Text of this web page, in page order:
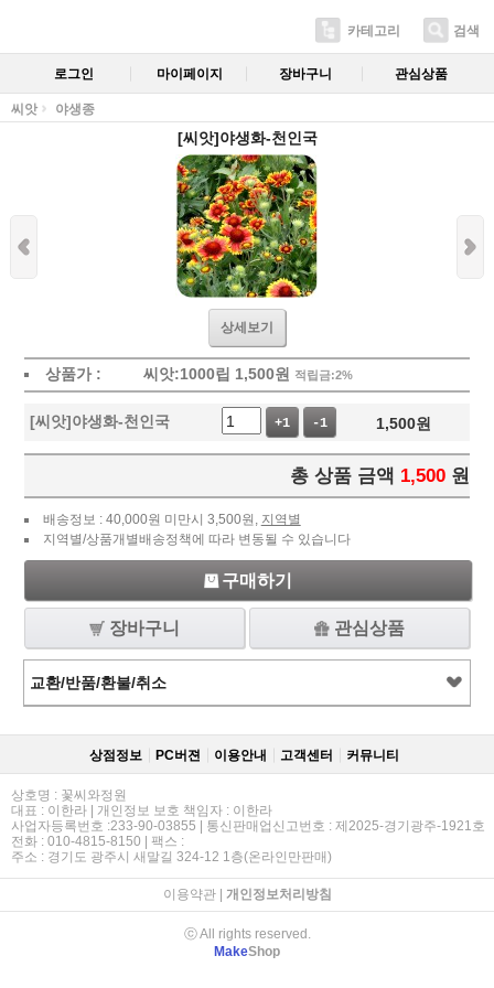
카테고리 검색
로그인 마이페이지 장바구니 관심상품
씨앗 야생종
[씨앗]야생화-천인국
상세보기
상품가 : 씨앗:1000립 1,500원 적립금:2%
[씨앗]야생화-천인국 +1 -1 1,500원
총 상품 금액 1,500 원
배송정보 : 40,000원 미만시 3,500원, 지역별
지역별/상품개별배송정책에 따라 변동될 수 있습니다
구매하기
장바구니 관심상품
교환/반품/환불/취소
상점정보 PC버젼 이용안내 고객센터 커뮤니티
상호명 : 꽃씨와정원
대표 : 이한라 | 개인정보 보호 책임자 : 이한라
사업자등록번호 :233-90-03855 | 통신판매업신고번호 : 제2025-경기광주-1921호
전화 : 010-4815-8150 | 팩스 :
주소 : 경기도 광주시 새말길 324-12 1층(온라인만판매)
이용약관| 개인정보처리방침
ⓒ All rights reserved.
MakeShop